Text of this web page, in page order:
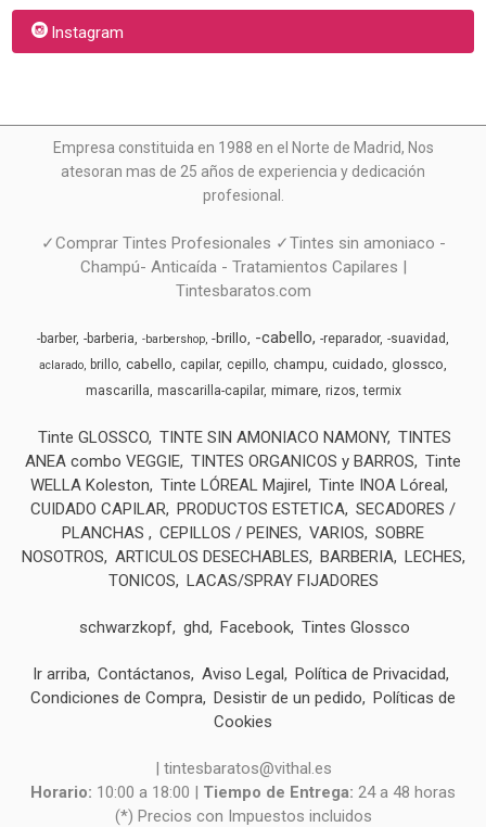
Instagram
Empresa constituida en 1988 en el Norte de Madrid, Nos
atesoran mas de 25 años de experiencia y dedicación
profesional.
✓Comprar Tintes Profesionales ✓Tintes sin amoniaco -
Champú- Anticaída - Tratamientos Capilares |
Tintesbaratos.com
-barber -barberia -barbershop -brillo -cabello -reparador -suavidad
aclarado brillo cabello capilar cepillo champu cuidado glossco
mascarilla mascarilla-capilar mimare rizos termix
Tinte GLOSSCO TINTE SIN AMONIACO NAMONY TINTES
ANEA combo VEGGIE TINTES ORGANICOS y BARROS
Tinte
WELLA Koleston
Tinte LÓREAL Majirel
Tinte INOA Lóreal
CUIDADO CAPILAR PRODUCTOS ESTETICA SECADORES /
PLANCHAS
CEPILLOS / PEINES VARIOS
SOBRE
NOSOTROS
ARTICULOS DESECHABLES BARBERIA LECHES,
TONICOS
LACAS/SPRAY FIJADORES
schwarzkopf ghd Facebook Tintes Glossco
Ir arriba Contáctanos Aviso Legal
Política de Privacidad
Condiciones de Compra Desistir de un pedido
Políticas de
Cookies
| tintesbaratos@vithal.es
Horario: 10:00 a 18:00 | Tiempo de Entrega: 24 a 48 horas
(*) Precios con Impuestos incluidos